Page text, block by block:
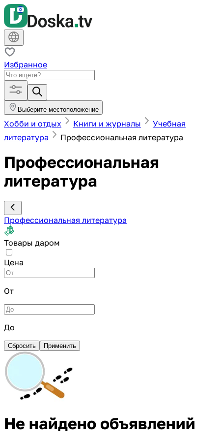
Избранное
Выберите местоположение
Хобби и отдых Книги и журналы
Учебная
литература
Профессиональная литература
Профессиональная
литература
Профессиональная литература
Товары даром
Цена
От
До
Сбросить Применить
Не найдено объявлений